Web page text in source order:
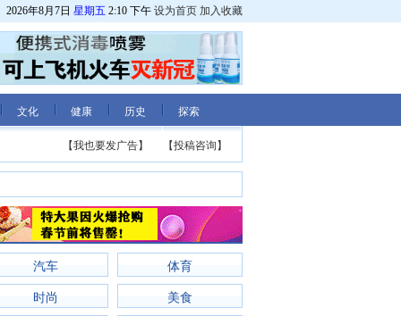
2026年8月7日 星期五 2:10 下午 设为首页 加入收藏
文化 健康 历史 探索
【投稿咨询】
【我也要发广告】
汽车 体育
时尚 美食